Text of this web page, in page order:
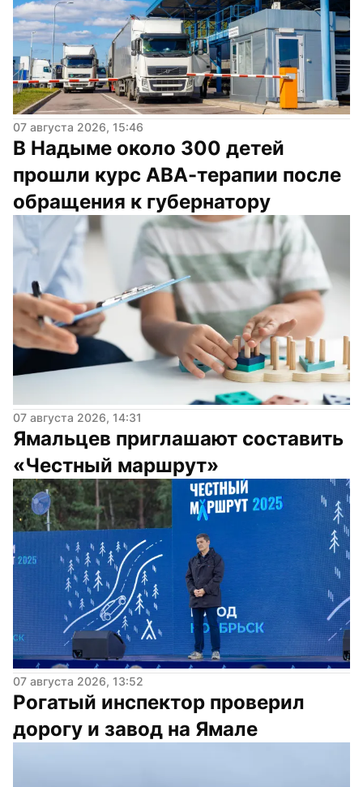
07 августа 2026, 15:46
В Надыме около 300 детей
прошли курс АВА-терапии после
обращения к губернатору
07 августа 2026, 14:31
Ямальцев приглашают составить
«Честный маршрут»
07 августа 2026, 13:52
Рогатый инспектор проверил
дорогу и завод на Ямале